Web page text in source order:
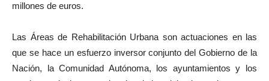
millones de euros.
Las Áreas de Rehabilitación Urbana son actuaciones en las
que se hace un esfuerzo inversor conjunto del Gobierno de la
Nación, la Comunidad Autónoma, los ayuntamientos y los